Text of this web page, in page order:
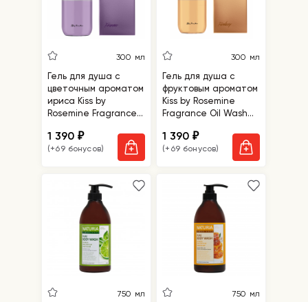
300 мл
Гель для душа с
цветочным ароматом
ириса Kiss by
Rosemine Fragrance
Forever
1 390₽
(+69 бонусов)
300 мл
Гель для душа с
фруктовым ароматом
Kiss by Rosemine
Fragrance Oil Wash
1 390₽
(+69 бонусов)
750 мл 750 мл